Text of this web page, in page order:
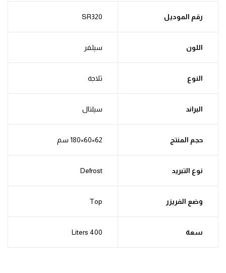
رقم الموديل SR320
اللون سيلفر
النوع ثلاجة
البراند سيلتال
حجم المنتج
نوع التبريد Defrost
وضع الفريزر Top
سعة 400 Liters